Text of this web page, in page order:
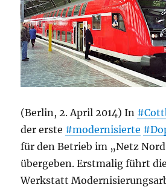
(Berlin, 2. April 2014) In
der erste #modernisierte
für den Betrieb im „Netz
übergeben. Erstmalig führt
Werkstatt